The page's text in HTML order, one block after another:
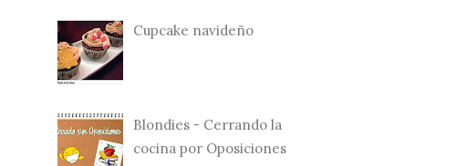
Cupcake navideño
Blondies - Cerrando la
cocina por Oposiciones